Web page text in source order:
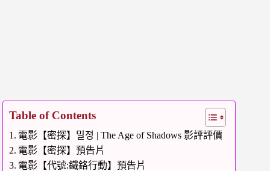
Table of Contents
電影【密探】밀정 | The Age of Shadows 影評評價
電影【密探】預告片
電影【代號:鐵鉻行動】預告片